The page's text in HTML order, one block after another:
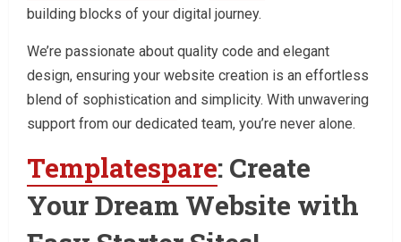
building blocks of your digital journey.
We’re passionate about quality code and elegant
design, ensuring your website creation is an effortless
blend of sophistication and simplicity. With unwavering
support from our dedicated team, you’re never alone.
Templatespare: Create
Your Dream Website with